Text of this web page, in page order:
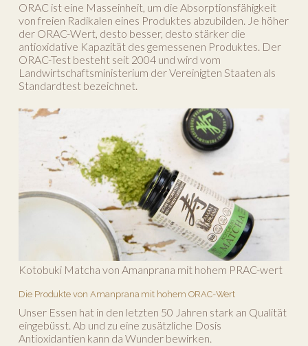
ORAC ist eine Masseinheit, um die Absorptionsfähigkeit
von freien Radikalen eines Produktes abzubilden. Je höher
der ORAC-Wert, desto besser, desto stärker die
antioxidative Kapazität des gemessenen Produktes. Der
ORAC-Test besteht seit 2004 und wird vom
Landwirtschaftsministerium der Vereinigten Staaten als
Standardtest bezeichnet.
Kotobuki Matcha von Amanprana mit hohem PRAC-wert
Die Produkte von Amanprana mit hohem ORAC-Wert
Unser Essen hat in den letzten 50 Jahren stark an Qualität
eingebüsst. Ab und zu eine zusätzliche Dosis
Antioxidantien kann da Wunder bewirken.